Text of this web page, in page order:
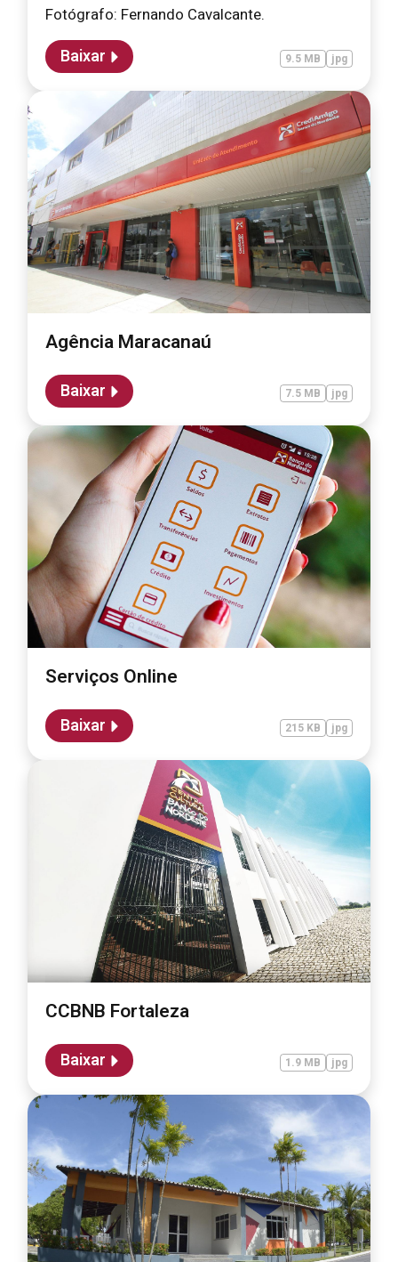
Fotógrafo: Fernando Cavalcante.
Baixar 9.5 MB jpg
Agência Maracanaú
Baixar 7.5 MB jpg
Serviços Online
Baixar 215 KB jpg
CCBNB Fortaleza
Baixar 1.9 MB jpg